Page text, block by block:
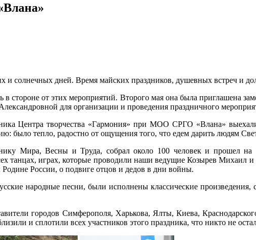
и солнечных дней. Время майских праздников, душевных встреч и
в стороне от этих мероприятий. Второго мая она была приглашена
для организации и проведения праздничного
Центра творчества «Гармония» при МОО СРГО «Влана» выехали
было тепло, радостно от ощущения того, что едем дарить людям
Мира, Весны и Труда, собрал около 100 человек и прошел на
танцах, играх, которые проводили наши ведущие Козырев
России, о подвиге отцов и дедов в дни войны.
народные песни, были исполнены классические
городов Симферополя, Харькова, Ялты, Киева,
и сплотили всех участников этого праздника, что никто не